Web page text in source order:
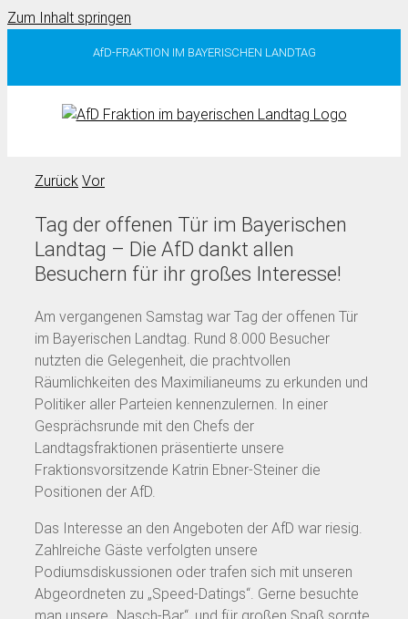
Zum Inhalt springen
AfD-FRAKTION IM BAYERISCHEN LANDTAG
Zurück Vor
Tag der offenen Tür im Bayerischen
Landtag – Die AfD dankt allen
Besuchern für ihr großes Interesse!
Am vergangenen Samstag war Tag der offenen Tür
im Bayerischen Landtag. Rund 8.000 Besucher
nutzten die Gelegenheit, die prachtvollen
Räumlichkeiten des Maximilianeums zu erkunden und
Politiker aller Parteien kennenzulernen. In einer
Gesprächsrunde mit den Chefs der
Landtagsfraktionen präsentierte unsere
Fraktionsvorsitzende Katrin Ebner-Steiner die
Positionen der AfD.
Das Interesse an den Angeboten der AfD war riesig.
Zahlreiche Gäste verfolgten unsere
Podiumsdiskussionen oder trafen sich mit unseren
Abgeordneten zu „Speed-Datings“. Gerne besuchte
man unsere „Nasch-Bar“, und für großen Spaß sorgte